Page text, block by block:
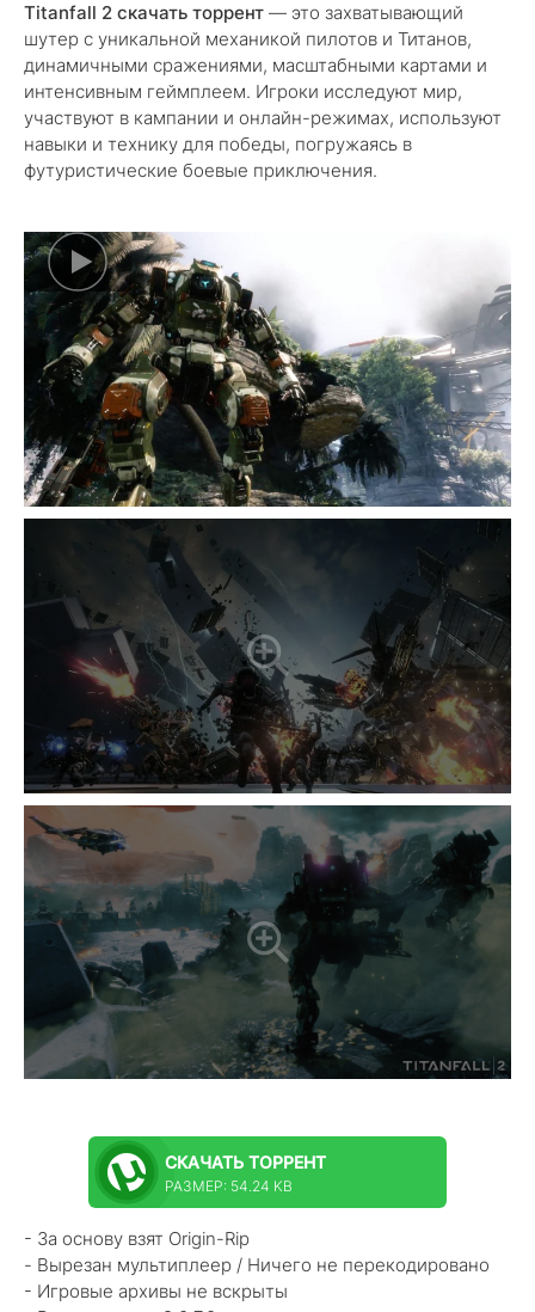
Titanfall 2 скачать торрент — это захватывающий
шутер с уникальной механикой пилотов и Титанов,
динамичными сражениями, масштабными картами и
интенсивным геймплеем. Игроки исследуют мир,
участвуют в кампании и онлайн-режимах, используют
навыки и технику для победы, погружаясь в
футуристические боевые приключения.
СКАЧАТЬ ТОРРЕНТ
РАЗМЕР: 54.24 KB
- За основу взят Origin-Rip
- Вырезан мультиплеер / Ничего не перекодировано
- Игровые архивы не вскрыты